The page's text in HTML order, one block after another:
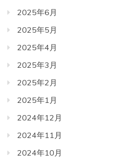
2025年6月
2025年5月
2025年4月
2025年3月
2025年2月
2025年1月
2024年12月
2024年11月
2024年10月